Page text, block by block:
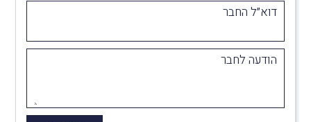
דוא״ל החבר
הודעה לחבר